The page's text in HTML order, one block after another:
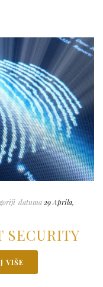
datuma 29 Aprila,
SECURITY
VIŠE